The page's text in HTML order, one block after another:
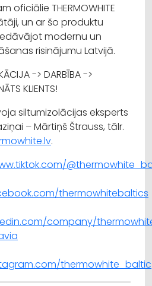
oficiālie THERMOWHITE
un ar šo produktu
modernu un
risinājumu Latvijā.
-> DARBĪBA ->
KLIENTS!
siltumizolācijas eksperts
– Mārtiņš Štrauss, tālr.
.
thermowhitebaltics
company/
thermowhite_baltic